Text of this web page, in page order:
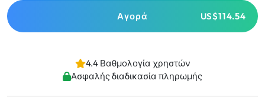
Αγορά US$114.54
4.4 Βαθμολογία χρηστών
Ασφαλής διαδικασία πληρωμής